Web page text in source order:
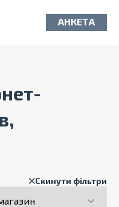
АНКЕТА
Скинути фільтри